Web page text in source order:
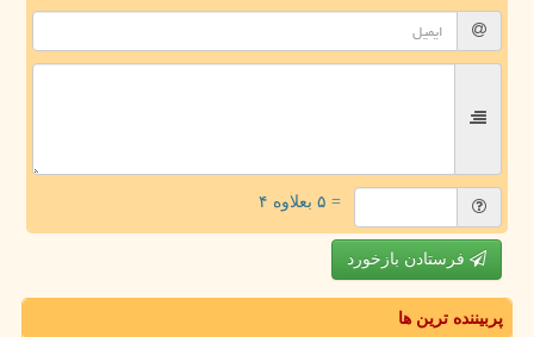
= ۵ بعلاوه ۴
فرستادن بازخورد
پربیننده ترین ها